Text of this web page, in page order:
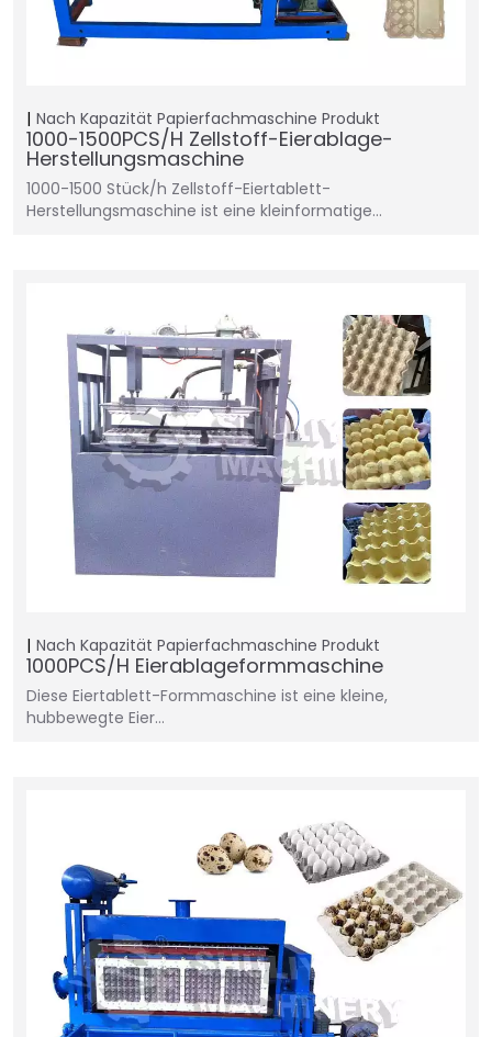
Nach Kapazität Papierfachmaschine Produkt
1000-1500PCS/H Zellstoff-Eierablage-
Herstellungsmaschine
1000-1500 Stück/h Zellstoff-Eiertablett-
Herstellungsmaschine ist eine kleinformatige…
Nach Kapazität Papierfachmaschine Produkt
1000PCS/H Eierablageformmaschine
Diese Eiertablett-Formmaschine ist eine kleine,
hubbewegte Eier…